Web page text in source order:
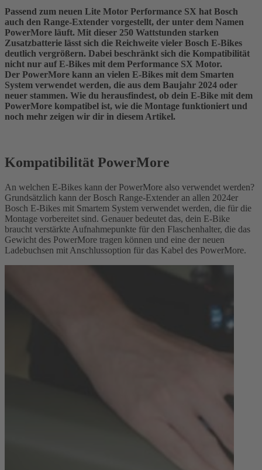
Passend zum neuen Lite Motor Performance SX hat Bosch
auch den Range-Extender vorgestellt, der unter dem Namen
PowerMore läuft. Mit dieser 250 Wattstunden starken
Zusatzbatterie lässt sich die Reichweite vieler Bosch E-Bikes
deutlich vergrößern. Dabei beschränkt sich die Kompatibilität
nicht nur auf E-Bikes mit dem Performance SX Motor.
Der PowerMore kann an vielen E-Bikes mit dem Smarten
System verwendet werden, die aus dem Baujahr 2024 oder
neuer stammen. Wie du herausfindest, ob dein E-Bike mit dem
PowerMore kompatibel ist, wie die Montage funktioniert und
noch mehr zeigen wir dir in diesem Artikel.
Kompatibilität PowerMore
An welchen E-Bikes kann der PowerMore also verwendet werden?
Grundsätzlich kann der Bosch Range-Extender an allen 2024er
Bosch E-Bikes mit Smartem System verwendet werden, die für die
Montage vorbereitet sind. Genauer bedeutet das, dein E-Bike
braucht verstärkte Aufnahmepunkte für den Flaschenhalter, die das
Gewicht des PowerMore tragen können und eine der neuen
Ladebuchsen mit Anschlussoption für das Kabel des PowerMore.